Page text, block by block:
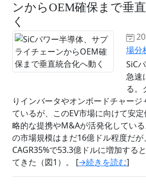
ンからOEM確保まで垂
く
場分
SiC
急速
る。
りインバータやオンボードチャージ
ているが、このEV市場に向けて安
略的な提携やM&Aが活発化してい
の市場規模はまだ16億ドル程度だ
CAGR35%で53.3億ドルに増加する
てきた（図1）。 [→続きを読む]